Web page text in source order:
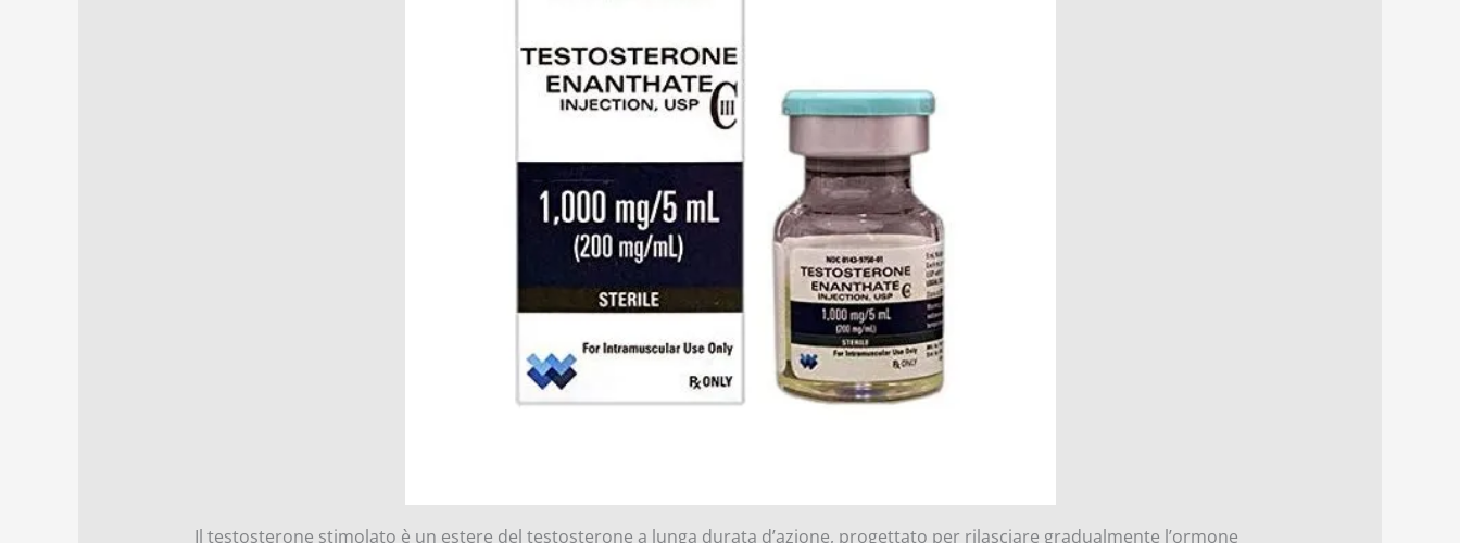
Il testosterone stimolato è un estere del testosterone a lunga durata d’azione, progettato per rilasciare gradualmente l’ormone